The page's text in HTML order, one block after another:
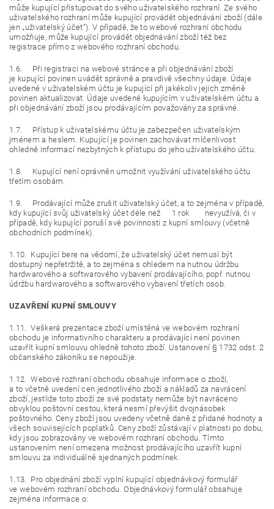
může kupující přistupovat do svého uživatelského rozhraní. Ze svého
uživatelského rozhraní může kupující provádět objednávání zboží (dále
jen „uživatelský účet“). V případě, že to webové rozhraní obchodu
umožňuje, může kupující provádět objednávání zboží též bez
registrace přímo z webového rozhraní obchodu.
1.6. Při registraci na webové stránce a při objednávání zboží
je kupující povinen uvádět správně a pravdivě všechny údaje. Údaje
uvedené v uživatelském účtu je kupující při jakékoliv jejich změně
povinen aktualizovat. Údaje uvedené kupujícím v uživatelském účtu a
při objednávání zboží jsou prodávajícím považovány za správné.
1.7. Přístup k uživatelskému účtu je zabezpečen uživatelským
jménem a heslem. Kupující je povinen zachovávat mlčenlivost
ohledně informací nezbytných k přístupu do jeho uživatelského účtu.
1.8. Kupující není oprávněn umožnit využívání uživatelského účtu
třetím osobám.
1.9. Prodávající může zrušit uživatelský účet, a to zejména v případě,
kdy kupující svůj uživatelský účet déle než 1 rok nevyužívá, či v
případě, kdy kupující poruší své povinnosti z kupní smlouvy (včetně
obchodních podmínek).
1.10. Kupující bere na vědomí, že uživatelský účet nemusí být
dostupný nepřetržitě, a to zejména s ohledem na nutnou údržbu
hardwarového a softwarového vybavení prodávajícího, popř. nutnou
údržbu hardwarového a softwarového vybavení třetích osob.
UZAVŘENÍ KUPNÍ SMLOUVY
1.11. Veškerá prezentace zboží umístěná ve webovém rozhraní
obchodu je informativního charakteru a prodávající není povinen
uzavřít kupní smlouvu ohledně tohoto zboží. Ustanovení § 1732 odst. 2
občanského zákoníku se nepoužije.
1.12. Webové rozhraní obchodu obsahuje informace o zboží,
a to včetně uvedení cen jednotlivého zboží a nákladů za navrácení
zboží, jestliže toto zboží ze své podstaty nemůže být navráceno
obvyklou poštovní cestou, která nesmí převýšit dvojnásobek
poštovného. Ceny zboží jsou uvedeny včetně daně z přidané hodnoty a
všech souvisejících poplatků. Ceny zboží zůstávají v platnosti po dobu,
kdy jsou zobrazovány ve webovém rozhraní obchodu. Tímto
ustanovením není omezena možnost prodávajícího uzavřít kupní
smlouvu za individuálně sjednaných podmínek.
1.13. Pro objednání zboží vyplní kupující objednávkový formulář
ve webovém rozhraní obchodu. Objednávkový formulář obsahuje
zejména informace o: